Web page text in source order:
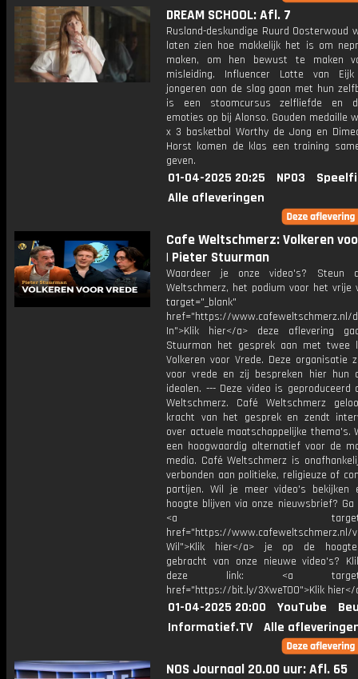
DREAM SCHOOL: Afl. 7
Rusland-deskundige Ruurd Oosterwoud
laten zien hoe makkelijk het is om
maken, om hen bewust te maken
misleiding. Influencer Lotte van
jongeren aan de slag gaan met hun
is een stoomcursus zelfliefde en
emoties op bij Alonso. Gouden medaille
x 3 basketbal Worthy de Jong en
Horst komen de klas een training
geven.
01-04-2025 20:25 NPO3
Alle afleveringen
Cafe Weltschmerz: Volkeren
| Pieter Stuurman
Waardeer je onze video's? Steun
Weltschmerz, het podium voor het vrije
target="_blank"
href="https://www.cafeweltschmerz.nl/
In">Klik hier</a> deze aflevering
Stuurman het gesprek aan met twee
Volkeren voor Vrede. Deze organisatie
voor vrede en zij bespreken hier hun
idealen. --- Deze video is geproduceerd
Weltschmerz. Café Weltschmerz
kracht van het gesprek en zendt
over actuele maatschappelijke thema's.
een hoogwaardig alternatief voor de
media. Café Weltschmerz is
verbonden aan politieke, religieuze of
partijen. Wil je meer video's bekijken
hoogte blijven via onze nieuwsbrief? Ga
<a
href="https://www.cafeweltschmerz.nl/
Wil">Klik hier</a> je op de
gebracht van onze nieuwe video's?
deze link: <a
href="https://bit.ly/3XweTO0">Klik hier</
01-04-2025 20:00 YouTube
Informatief.TV
Alle
NOS Journaal 20.00 uur: Afl. 65